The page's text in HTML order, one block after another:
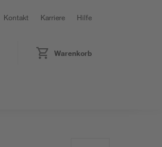
Kontakt Karriere Hilfe
Warenkorb